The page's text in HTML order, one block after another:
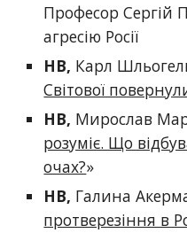
Професор Сергій
агресію Росії
НВ, Карл
Світової
НВ, Мирослав
розуміє. Що
очах?»
НВ, Галина
протверезіння в